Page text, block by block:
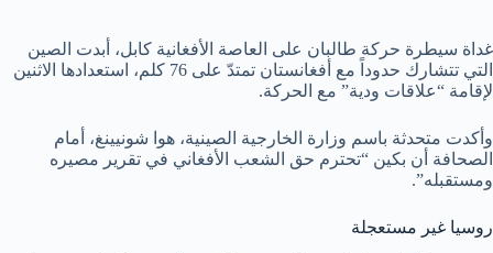
غداة سيطرة حركة طالبان على العاصة الأفغانية كابل، أبدت الصين
التي تتشارك حدوداً مع أفغانستان تمتدّ على 76 كلم، استعدادها الاثنين
لإقامة “علاقات ودية” مع الحركة.
وأكدت متحدثة باسم وزارة الخارجية الصينية، هوا شونيينغ، أمام
الصحافة أن بكين “تحترم حق الشعب الأفغاني في تقرير مصيره
ومستقبله”.
روسيا غير مستعجلة